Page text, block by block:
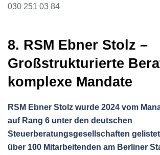
030 251 03 84
8. RSM Ebner Stolz –
Großstrukturierte
komplexe Mandate
RSM Ebner Stolz wurde 2024 vom
auf Rang 6 unter den deutschen
Steuerberatungsgesellschaften
über 100 Mitarbeitenden am Berliner